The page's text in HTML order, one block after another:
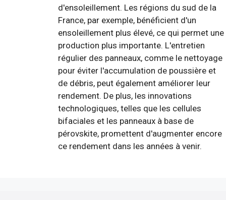
d'ensoleillement. Les régions du sud de la
France, par exemple, bénéficient d'un
ensoleillement plus élevé, ce qui permet une
production plus importante. L'entretien
régulier des panneaux, comme le nettoyage
pour éviter l'accumulation de poussière et
de débris, peut également améliorer leur
rendement. De plus, les innovations
technologiques, telles que les cellules
bifaciales et les panneaux à base de
pérovskite, promettent d'augmenter encore
ce rendement dans les années à venir.